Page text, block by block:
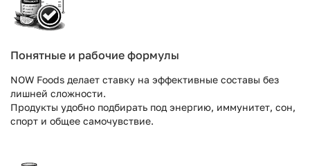
Понятные и рабочие формулы
NOW Foods делает ставку на эффективные составы без
лишней сложности.
Продукты удобно подбирать под энергию, иммунитет, сон,
спорт и общее самочувствие.